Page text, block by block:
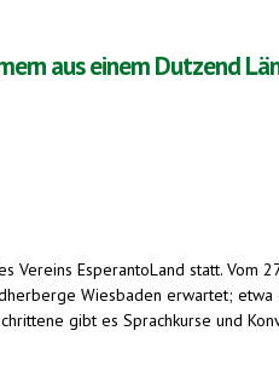
aus einem Dutzend
EsperantoLand statt. Vom
Wiesbaden erwartet;
gibt es Sprachkurse und